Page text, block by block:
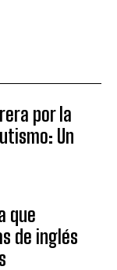
por la
Un
que
de inglés